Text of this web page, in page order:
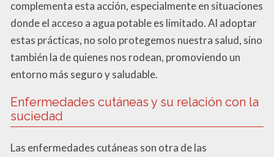
complementa esta acción, especialmente en situaciones
donde el acceso a agua potable es limitado. Al adoptar
estas prácticas, no solo protegemos nuestra salud, sino
también la de quienes nos rodean, promoviendo un
entorno más seguro y saludable.
Enfermedades cutáneas y su relación con la
suciedad
Las enfermedades cutáneas son otra de las